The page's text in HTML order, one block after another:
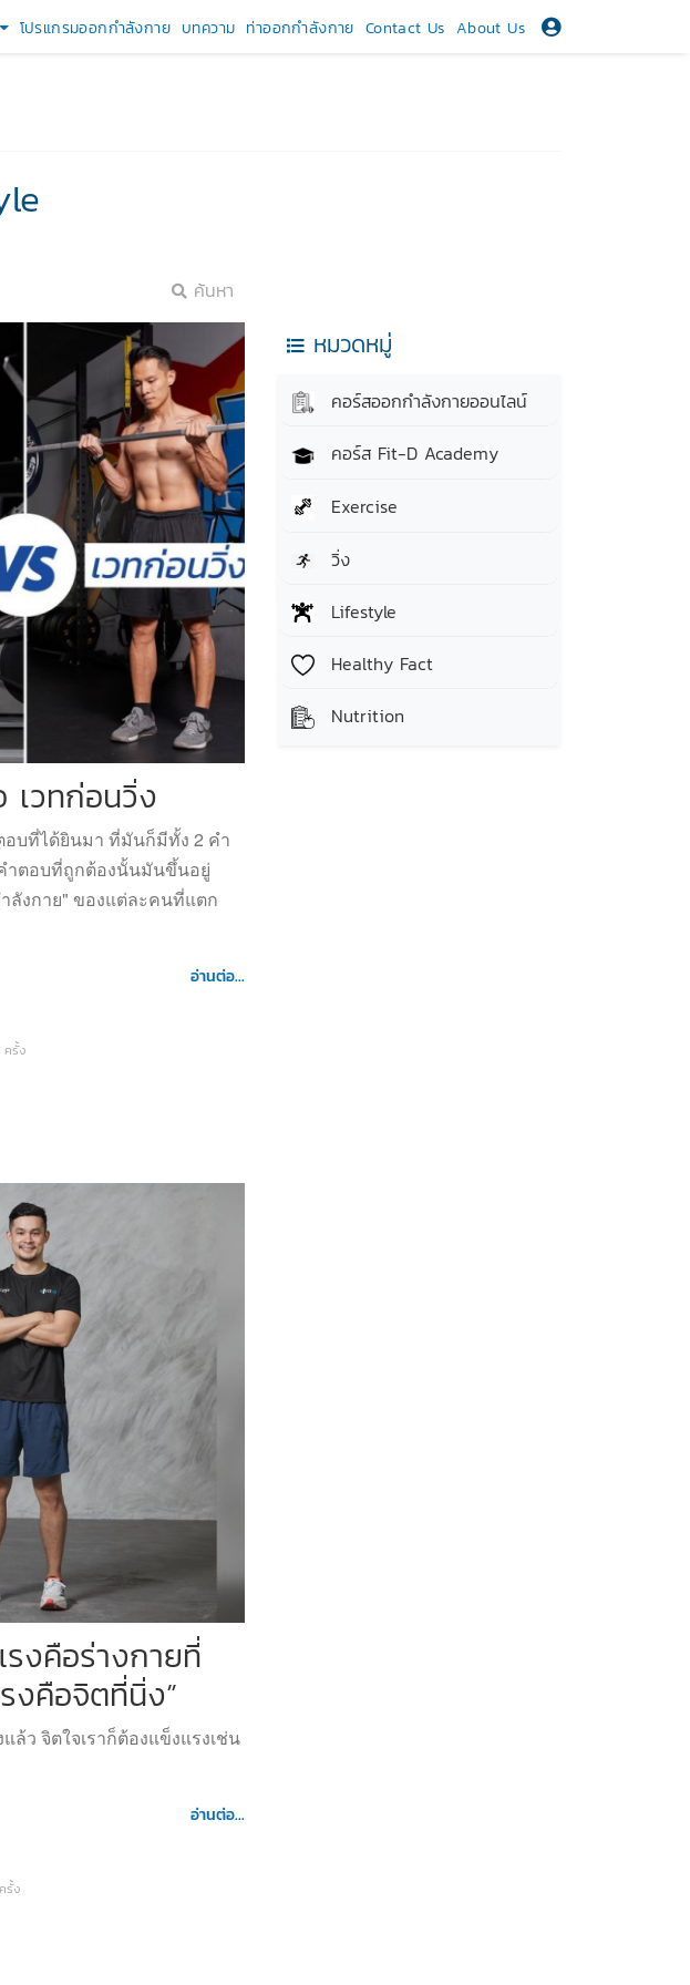
โปรแกรมออกกำลังกาย บทความ ท่าออกกำลังกาย Contact Us About Us
ค้นหา
เวทก่อนวิ่ง
บที่ได้ยินมา ที่มันก็มีทั้ง 2 คำ
ำตอบที่ถูกต้องนั้นมันขึ้นอยู่
ลังกาย" ของแต่ละคนที่แตก
อ่านต่อ...
ครั้ง
งคือร่างกายที่
งคือจิตที่นิ่ง”
ล้ว จิตใจเราก็ต้องแข็งแรงเช่น
อ่านต่อ...
รั้ง
หมวดหมู่
คอร์สออกกำลังกายออนไลน์
คอร์ส Fit-D Academy
Exercise
วิ่ง
Lifestyle
Healthy Fact
Nutrition